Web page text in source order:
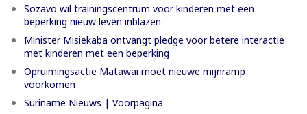
Sozavo wil trainingscentrum voor kinderen met een
beperking nieuw leven inblazen
Minister Misiekaba ontvangt pledge voor betere interactie
met kinderen met een beperking
Opruimingsactie Matawai moet nieuwe mijnramp
voorkomen
Suriname Nieuws | Voorpagina